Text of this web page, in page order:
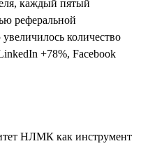
каждый пятый
реферальной
количество
+78%, Facebook
НЛМК как инструмент